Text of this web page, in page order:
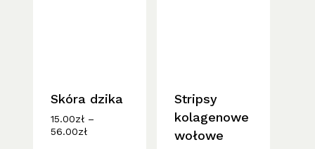
Skóra dzika
15.00zł –
56.00złZakres
Stripsy
kolagenowe
wołowe